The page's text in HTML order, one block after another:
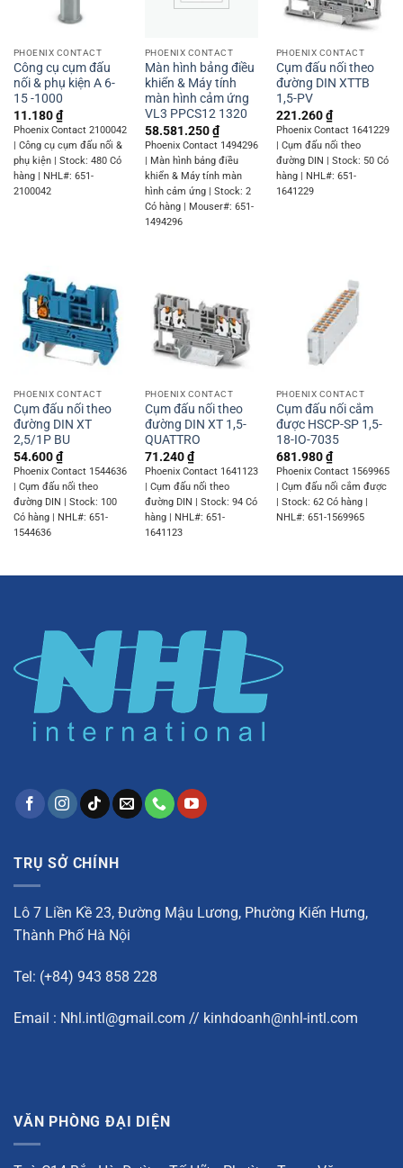
PHOENIX CONTACT
Công cụ cụm đấu
nối & phụ kiện A 6-
15 -1000
11.180₫
Phoenix Contact 2100042
| Công cụ cụm đấu nối &
phụ kiện | Stock: 480 Có
hàng | NHL#: 651-
2100042
PHOENIX CONTACT
Màn hình bảng điều
khiển & Máy tính
màn hình cảm ứng
VL3 PPCS12 1320
58.581.250₫
Phoenix Contact 1494296
| Màn hình bảng điều
khiển & Máy tính màn
hình cảm ứng | Stock: 2
Có hàng | Mouser#: 651-
1494296
PHOENIX CONTACT
Cụm đấu nối theo
đường DIN XTTB
1,5-PV
221.260₫
Phoenix Contact 1641229
| Cụm đấu nối theo
đường DIN | Stock: 50 Có
hàng | NHL#: 651-
1641229
PHOENIX CONTACT
Cụm đấu nối theo
đường DIN XT
2,5/1P BU
54.600₫
Phoenix Contact 1544636
| Cụm đấu nối theo
đường DIN | Stock: 100
Có hàng | NHL#: 651-
1544636
PHOENIX CONTACT
Cụm đấu nối theo
đường DIN XT 1,5-
QUATTRO
71.240₫
Phoenix Contact 1641123
| Cụm đấu nối theo
đường DIN | Stock: 94 Có
hàng | NHL#: 651-
1641123
PHOENIX CONTACT
Cụm đấu nối cắm
được HSCP-SP 1,5-
18-IO-7035
681.980₫
Phoenix Contact 1569965
| Cụm đấu nối cắm được
| Stock: 62 Có hàng |
NHL#: 651-1569965
TRỤ SỞ CHÍNH
Lô 7 Liền Kề 23, Đường Mậu Lương, Phường Kiến Hưng,
Thành Phố Hà Nội
Tel: (+84) 943 858 228
Email : Nhl.intl@gmail.com // kinhdoanh@nhl-intl.com
VĂN PHÒNG ĐẠI DIỆN